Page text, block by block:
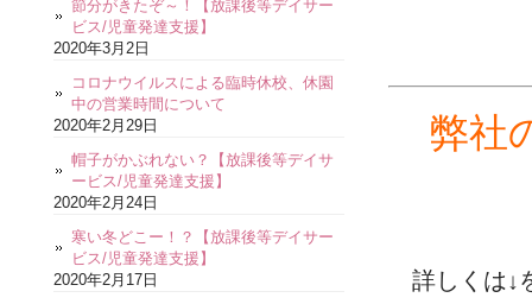
弊社
詳しくは↓
節分がきたぞ～！【放課後等デイサー
ビス/児童発達支援】
2020年3月2日
コロナウイルスによる臨時休校、休園
中の営業時間について
2020年2月29日
帽子がかぶれない？【放課後等デイサ
ービス/児童発達支援】
2020年2月24日
寒い冬どこー！？【放課後等デイサー
ビス/児童発達支援】
2020年2月17日